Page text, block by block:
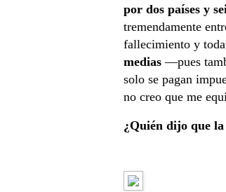
por dos países y
tremendamente
fallecimiento y
medias —pues
solo se pagan
no creo que me
¿Quién dijo que